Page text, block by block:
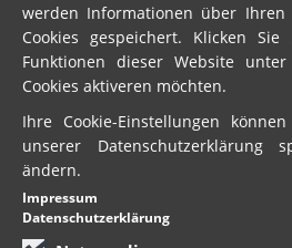
werden Informationen über Ihren
Cookies gespeichert. Klicken Sie
Funktionen dieser Website
Cookies aktiveren möchten.
Ihre Cookie-Einstellungen
unserer Datenschutzerklärung
ändern.
Impressum
Datenschutzerklärung